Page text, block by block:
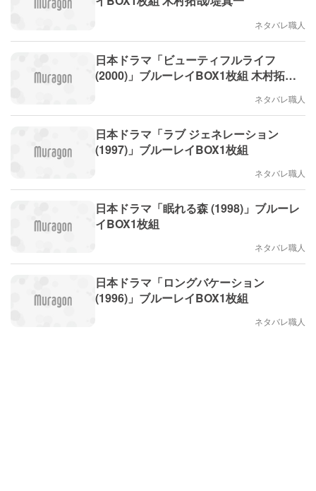
ネタバレ職人
日本ドラマ「ビューティフルライフ
(2000)」ブルーレイBOX1枚組 木村拓哉/
ネタバレ職人
日本ドラマ「ラブ ジェネレーション
(1997)」ブルーレイBOX1枚組
ネタバレ職人
日本ドラマ「眠れる森 (1998)」ブルーレ
イBOX1枚組
ネタバレ職人
日本ドラマ「ロングバケーション
(1996)」ブルーレイBOX1枚組
ネタバレ職人